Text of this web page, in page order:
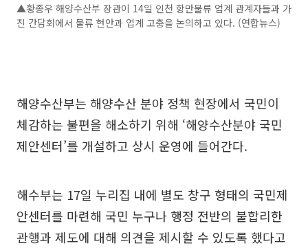
▲황종우 해양수산부 장관이 14일 인천 항만물류 업계 관계자들과 가
진 간담회에서 물류 현안과 업계 고충을 논의하고 있다. (연합뉴스)
해양수산부는 해양수산 분야 정책 현장에서 국민이
체감하는 불편을 해소하기 위해 ‘해양수산분야 국민
제안센터’를 개설하고 상시 운영에 들어간다.
해수부는 17일 누리집 내에 별도 창구 형태의 국민제
안센터를 마련해 국민 누구나 행정 전반의 불합리한
관행과 제도에 대해 의견을 제시할 수 있도록 했다고